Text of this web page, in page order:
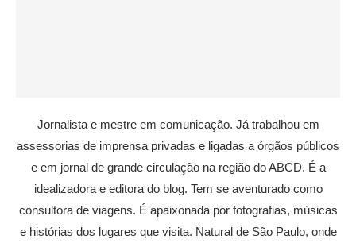
Jornalista e mestre em comunicação. Já trabalhou em
assessorias de imprensa privadas e ligadas a órgãos públicos
e em jornal de grande circulação na região do ABCD. É a
idealizadora e editora do blog. Tem se aventurado como
consultora de viagens. É apaixonada por fotografias, músicas
e histórias dos lugares que visita. Natural de São Paulo, onde